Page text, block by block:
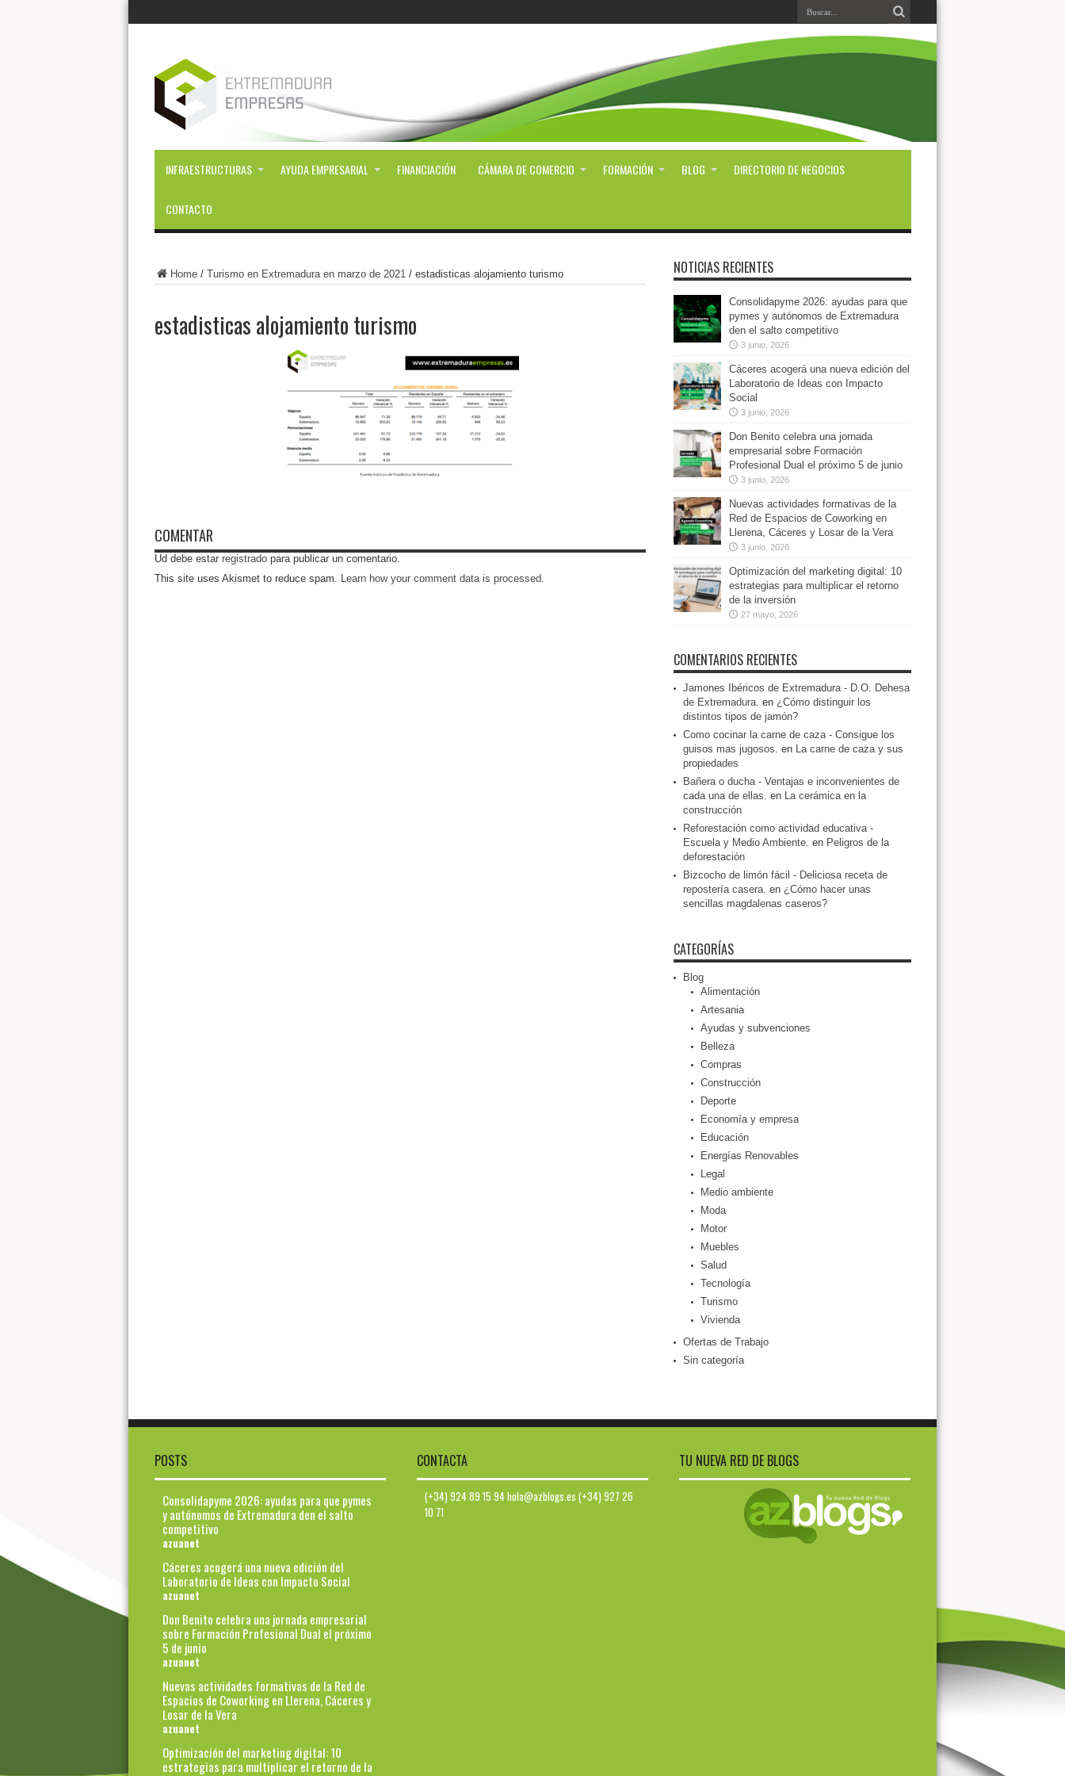
INFRAESTRUCTURAS AYUDA EMPRESARIAL FINANCIACIÓN CÁMARA DE COMERCIO FORMACIÓN BLOG DIRECTORIO DE NEGOCIOS
CONTACTO
Home/ Turismo en Extremadura en marzo de 2021/ estadisticas alojamiento turismo
estadisticas alojamiento turismo
COMENTAR
Ud debe estar registradopara publicar un comentario.
This site uses Akismet to reduce spam. Learn how your comment data is processed.
NOTICIAS RECIENTES
Consolidapyme 2026: ayudas para que
pymes y autónomos de Extremadura
den el salto competitivo
3 junio, 2026
Cáceres acogerá una nueva edición del
Laboratorio de Ideas con Impacto
Social
3 junio, 2026
Don Benito celebra una jornada
empresarial sobre Formación
Profesional Dual el próximo 5 de junio
3 junio, 2026
Nuevas actividades formativas de la
Red de Espacios de Coworking en
Llerena, Cáceres y Losar de la Vera
3 junio, 2026
Optimización del marketing digital: 10
estrategias para multiplicar el retorno
de la inversión
27 mayo, 2026
COMENTARIOS RECIENTES
Jamones Ibéricos de Extremadura - D.O. Dehesa
de Extremadura. en ¿Cómo distinguir los
distintos tipos de jamón?
Como cocinar la carne de caza - Consigue los
guisos mas jugosos. en La carne de caza y sus
propiedades
Bañera o ducha - Ventajas e inconvenientes de
cada una de ellas. en La cerámica en la
construcción
Reforestación como actividad educativa -
Escuela y Medio Ambiente. en Peligros de la
deforestación
Bizcocho de limón fácil - Deliciosa receta de
repostería casera. en ¿Cómo hacer unas
sencillas magdalenas caseros?
CATEGORÍAS
Blog
Alimentación
Artesania
Ayudas y subvenciones
Belleza
Compras
Construcción
Deporte
Economía y empresa
Educación
Energías Renovables
Legal
Medio ambiente
Moda
Motor
Muebles
Salud
Tecnología
Turismo
Vivienda
Ofertas de Trabajo
Sin categoría
POSTS
Consolidapyme 2026: ayudas para que pymes
y autónomos de Extremadura den el salto
competitivo
azuanet
Cáceres acogerá una nueva edición del
Laboratorio de Ideas con Impacto Social
azuanet
Don Benito celebra una jornada empresarial
sobre Formación Profesional Dual el próximo
5 de junio
azuanet
Nuevas actividades formativas de la Red de
Espacios de Coworking en Llerena, Cáceres y
Losar de la Vera
azuanet
Optimización del marketing digital: 10
estrategias para multiplicar el retorno de la
CONTACTA
(+34) 924 89 15 94 hola@azblogs.es (+34) 927 26
10 71
TU NUEVA RED DE BLOGS